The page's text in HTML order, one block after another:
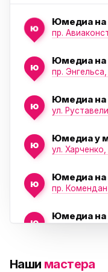
ю
Юмедиа на
пр.
ю
Юмедиа на
пр. Энгельса,
ю
Юмедиа на
ул.
ю
Юмедиа у
ул. Харченко,
ю
Юмедиа на
пр.
ю
Юмедиа на
ю Морская
Наши мастера